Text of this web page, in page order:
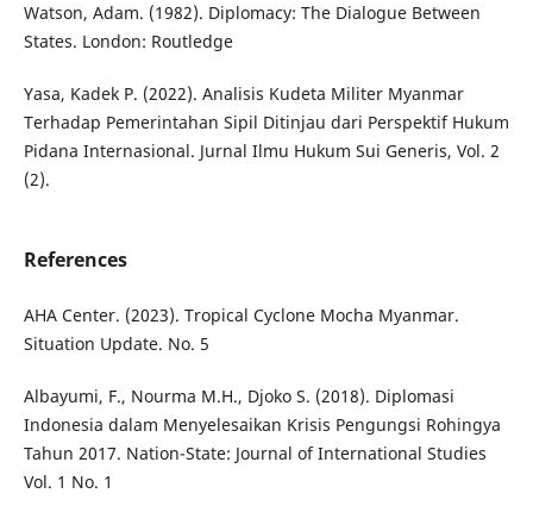
Watson, Adam. (1982). Diplomacy: The Dialogue Between
States. London: Routledge
Yasa, Kadek P. (2022). Analisis Kudeta Militer Myanmar
Terhadap Pemerintahan Sipil Ditinjau dari Perspektif Hukum
Pidana Internasional. Jurnal Ilmu Hukum Sui Generis, Vol. 2
(2).
References
AHA Center. (2023). Tropical Cyclone Mocha Myanmar.
Situation Update. No. 5
Albayumi, F., Nourma M.H., Djoko S. (2018). Diplomasi
Indonesia dalam Menyelesaikan Krisis Pengungsi Rohingya
Tahun 2017. Nation-State: Journal of International Studies
Vol. 1 No. 1